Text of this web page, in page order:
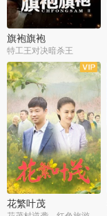
旗袍旗袍
特工王对决暗杀王
全34集
花繁叶茂